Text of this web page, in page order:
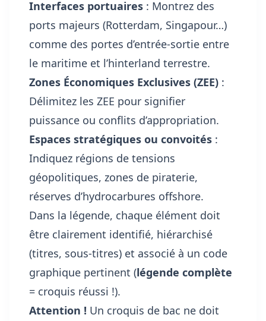
Interfaces portuaires : Montrez des
ports majeurs (Rotterdam, Singapour…)
comme des portes d’entrée-sortie entre
le maritime et l’hinterland terrestre.
Zones Économiques Exclusives (ZEE) :
Délimitez les ZEE pour signifier
puissance ou conflits d’appropriation.
Espaces stratégiques ou convoités :
Indiquez régions de tensions
géopolitiques, zones de piraterie,
réserves d’hydrocarbures offshore.
Dans la légende, chaque élément doit
être clairement identifié, hiérarchisé
(titres, sous-titres) et associé à un code
graphique pertinent (légende complète
= croquis réussi !).
Attention ! Un croquis de bac ne doit